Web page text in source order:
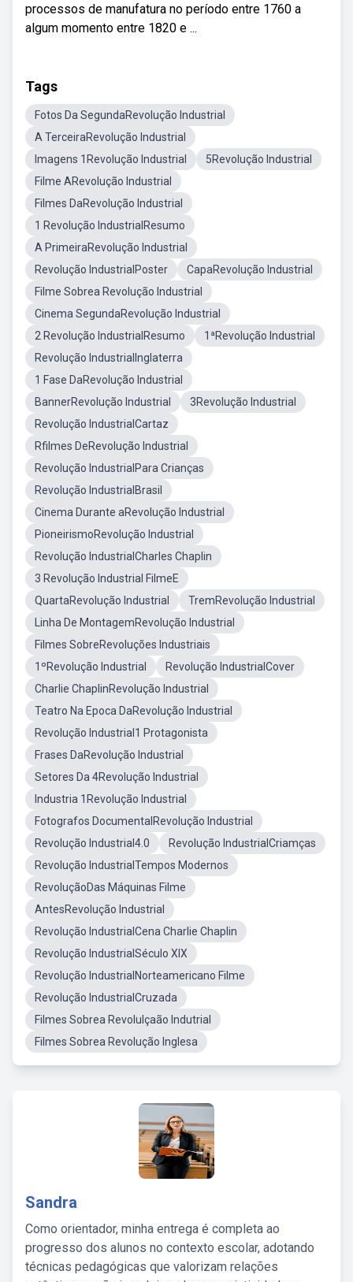
processos de manufatura no período entre 1760 a
algum momento entre 1820 e ...
Tags
Fotos Da SegundaRevolução Industrial
A TerceiraRevolução Industrial
Imagens 1Revolução Industrial
5Revolução Industrial
Filme ARevolução Industrial
Filmes DaRevolução Industrial
1 Revolução IndustrialResumo
A PrimeiraRevolução Industrial
Revolução IndustrialPoster
CapaRevolução Industrial
Filme Sobrea Revolução Industrial
Cinema SegundaRevolução Industrial
2 Revolução IndustrialResumo
1ªRevolução Industrial
Revolução IndustrialInglaterra
1 Fase DaRevolução Industrial
BannerRevolução Industrial
3Revolução Industrial
Revolução IndustrialCartaz
Rfilmes DeRevolução Industrial
Revolução IndustrialPara Crianças
Revolução IndustrialBrasil
Cinema Durante aRevolução Industrial
PioneirismoRevolução Industrial
Revolução IndustrialCharles Chaplin
3 Revolução Industrial FilmeE
QuartaRevolução Industrial
TremRevolução Industrial
Linha De MontagemRevolução Industrial
Filmes SobreRevoluções Industriais
1ºRevolução Industrial
Revolução IndustrialCover
Charlie ChaplinRevolução Industrial
Teatro Na Epoca DaRevolução Industrial
Revolução Industrial1 Protagonista
Frases DaRevolução Industrial
Setores Da 4Revolução Industrial
Industria 1Revolução Industrial
Fotografos DocumentalRevolução Industrial
Revolução Industrial4.0
Revolução IndustrialCriamças
Revolução IndustrialTempos Modernos
RevoluçãoDas Máquinas Filme
AntesRevolução Industrial
Revolução IndustrialCena Charlie Chaplin
Revolução IndustrialSéculo XIX
Revolução IndustrialNorteamericano Filme
Revolução IndustrialCruzada
Filmes Sobrea Revolulçaão Indutrial
Filmes Sobrea Revolução Inglesa
Sandra
Como orientador, minha entrega é completa ao
progresso dos alunos no contexto escolar, adotando
técnicas pedagógicas que valorizam relações